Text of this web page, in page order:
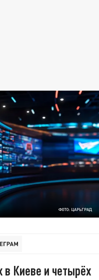
ФОТО: ЦАРЬГРАД
Киеве и четырёх